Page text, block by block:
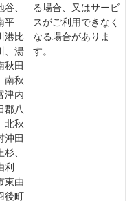
、
平
港比
、湯
秋田
南秋
津内
郡八
北秋
沖田
、
利
東由
後町
る場合、又はサービ
スがご利用できなく
なる場合がありま
す。